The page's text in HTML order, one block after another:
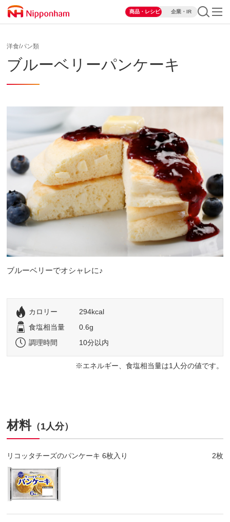
商品・レシピ 企業・IR
洋食/パン類
ブルーベリーパンケーキ
ブルーベリーでオシャレに♪
カロリー
294kcal
食塩相当量
0.6g
調理時間
10分以内
エネルギー、食塩相当量は1人分の値です。
材料（1人分）
リコッタチーズのパンケーキ 6枚入り 2枚